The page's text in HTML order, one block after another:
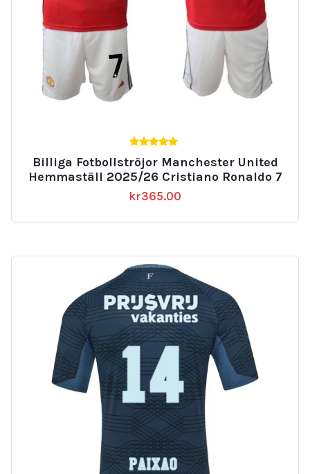
av 5
Billiga Fotbollströjor Manchester United
Hemmaställ 2025/26 Cristiano Ronaldo 7
kr365.00